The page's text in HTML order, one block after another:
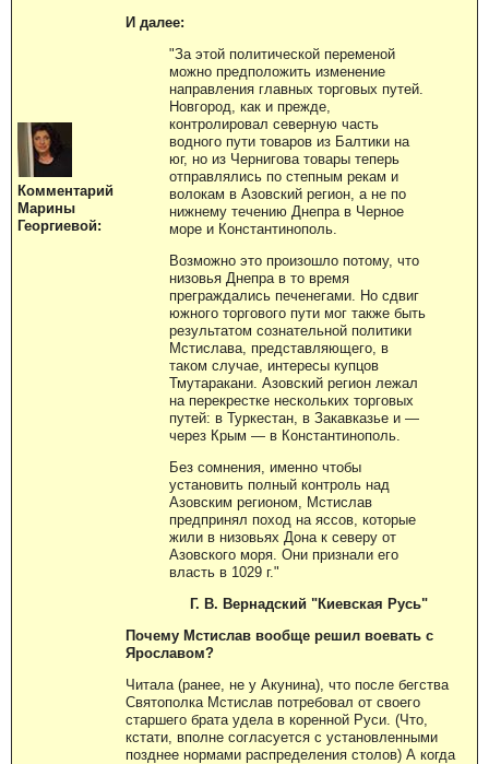
Комментарий
Марины
Георгиевой:
И далее:
"За этой политической переменой
можно предположить изменение
направления главных торговых путей.
Новгород, как и прежде,
контролировал северную часть
водного пути товаров из Балтики на
юг, но из Чернигова товары теперь
отправлялись по степным рекам и
волокам в Азовский регион, а не по
нижнему течению Днепра в Черное
море и Константинополь.
Возможно это произошло потому, что
низовья Днепра в то время
преграждались печенегами. Но сдвиг
южного торгового пути мог также быть
результатом сознательной политики
Мстислава, представляющего, в
таком случае, интересы купцов
Тмутаракани. Азовский регион лежал
на перекрестке нескольких торговых
путей: в Туркестан, в Закавказье и —
через Крым — в Константинополь.
Без сомнения, именно чтобы
установить полный контроль над
Азовским регионом, Мстислав
предпринял поход на яссов, которые
жили в низовьях Дона к северу от
Азовского моря. Они признали его
власть в 1029 г."
Г. В. Вернадский "Киевская Русь"
Почему Мстислав вообще решил воевать с
Ярославом?
Читала (ранее, не у Акунина), что после бегства
Святополка Мстислав потребовал от своего
старшего брата удела в коренной Руси. (Что,
кстати, вполне согласуется с установленными
позднее нормами распределения столов) А когда